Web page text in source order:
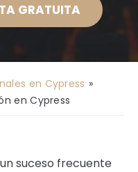
GRATUITA
en Cypress »
en Cypress
suceso frecuente